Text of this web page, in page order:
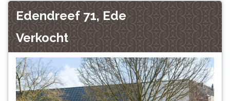
Edendreef 71, Ede
Verkocht